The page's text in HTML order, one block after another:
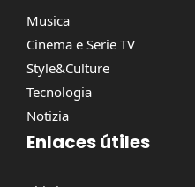
Musica
Cinema e Serie TV
Style&Culture
Tecnologia
Notizia
Enlaces útiles